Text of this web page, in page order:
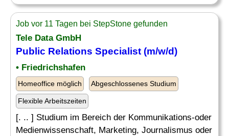
Job vor 11 Tagen bei StepStone gefunden
Tele Data GmbH
Public Relations Specialist (m/w/d)
• Friedrichshafen
Homeoffice möglich Abgeschlossenes Studium
Flexible Arbeitszeiten
[. .. ] Studium im Bereich der Kommunikations-oder
Medienwissenschaft, Marketing, Journalismus oder